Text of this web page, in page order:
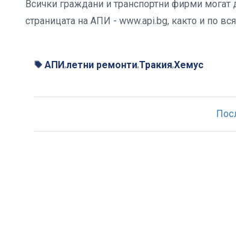
Всички граждани и транспортни фирми могат
страницата на АПИ - www.api.bg, както и по
АПИ,летни ремонти,Тракия,Хемус